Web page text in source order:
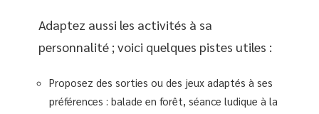
Adaptez aussi les activités à sa
personnalité ; voici quelques pistes utiles :
Proposez des sorties ou des jeux adaptés à ses
préférences : balade en forêt, séance ludique à la